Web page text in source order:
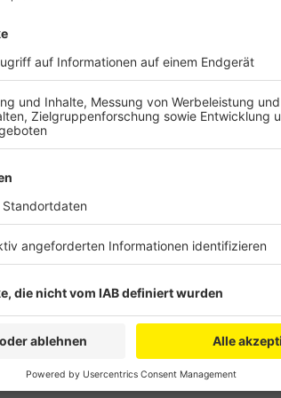
Sie wollen damit nach eigenen Angaben an
akzeptables Angebot in den Verhandlungen
würden das Problem nicht lösen, heißt es
nachhaltige Gehaltserhöhung, so die
Kinderkrankenhäuser nicht noch mehr
Montagmorgen am Krankenhaus Holweide
werden und am Montagmittag dann auf
Anzeige